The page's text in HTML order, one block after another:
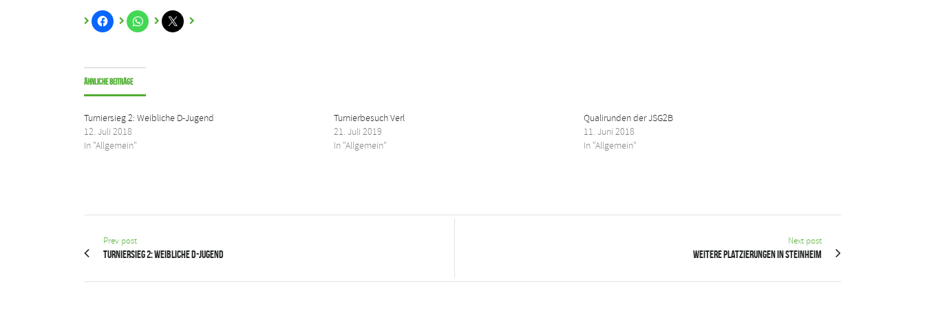
Ähnliche Beiträge
Turniersieg 2: Weibliche D-Jugend
12. Juli 2018
In "Allgemein"
Turnierbesuch Verl
21. Juli 2019
In "Allgemein"
Qualirunden der JSG2B
11. Juni 2018
In "Allgemein"
Prev post
Turniersieg 2: Weibliche D-Jugend
Next post
Weitere Platzierungen in Steinheim